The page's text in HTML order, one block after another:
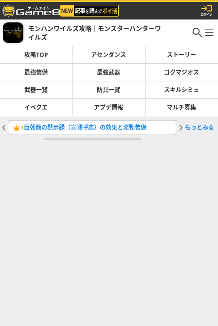
モンハンワイルズ攻略｜モンスターハンターワ
イルズ
攻略TOP アセンダンス ストーリー
最強装備 最強武器 ゴグマジオス
武器一覧 防具一覧 スキルシミュ
イベクエ アプデ情報 マルチ募集
1巨戟龍の黙示録（宣戦呼応）の効果と発動装備 2巨戟ア
もっとみる